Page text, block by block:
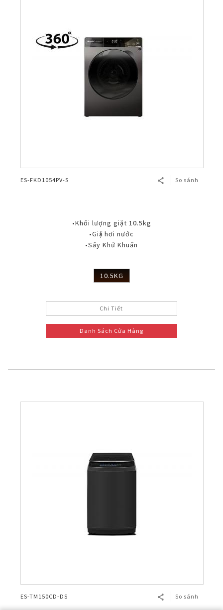
ES-FKD1054PV-S So sánh
•Khối lượng giặt 10.5kg
•Giặt hơi nước
•Sấy Khử Khuẩn
10.5KG
Chi Tiết
Danh Sách Cửa Hàng
ES-TM150CD-DS So sánh